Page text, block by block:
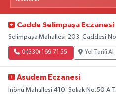
Cadde Selimpaşa Eczanesi
Selimpaşa Mahallesi 203. Caddesi
0 (530) 169 71 55 Yol Tarifi Al
Asudem Eczanesi
İnönü Mahallesi 410. Sokak No:50 A